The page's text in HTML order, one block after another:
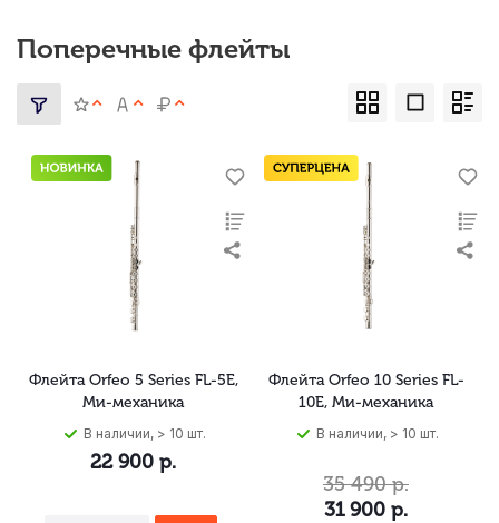
Поперечные флейты
Флейта Orfeo 5 Series FL-5E,
Ми-механика
В наличии, > 10 шт.
22 900 р.
Флейта Orfeo 10 Series FL-
10E, Ми-механика
В наличии, > 10 шт.
31 900 р.
35 490р.